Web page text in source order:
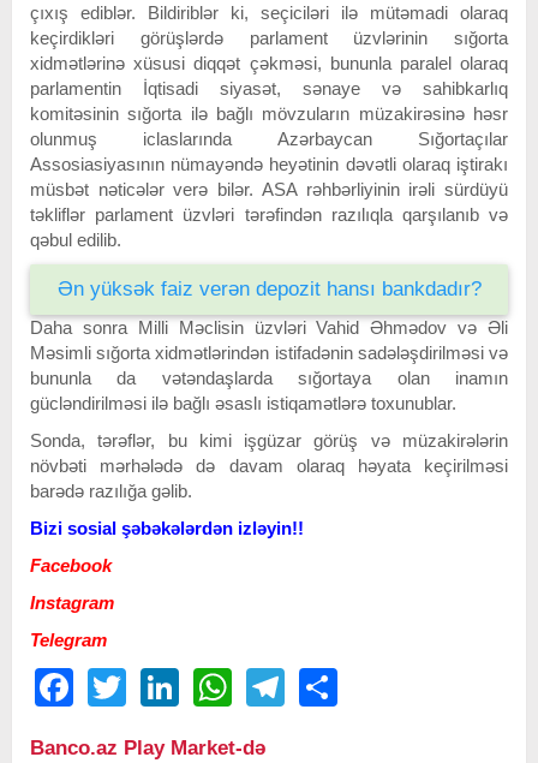
çıxış ediblər. Bildiriblər ki, seçiciləri ilə mütəmadi olaraq
keçirdikləri görüşlərdə parlament üzvlərinin sığorta
xidmətlərinə xüsusi diqqət çəkməsi, bununla paralel olaraq
parlamentin İqtisadi siyasət, sənaye və sahibkarlıq
komitəsinin sığorta ilə bağlı mövzuların müzakirəsinə həsr
olunmuş iclaslarında Azərbaycan Sığortaçılar
Assosiasiyasının nümayəndə heyətinin dəvətli olaraq iştirakı
müsbət nəticələr verə bilər. ASA rəhbərliyinin irəli sürdüyü
təkliflər parlament üzvləri tərəfindən razılıqla qarşılanıb və
qəbul edilib.
Ən yüksək faiz verən depozit hansı bankdadır?
Daha sonra Milli Məclisin üzvləri Vahid Əhmədov və Əli
Məsimli sığorta xidmətlərindən istifadənin sadələşdirilməsi və
bununla da vətəndaşlarda sığortaya olan inamın
gücləndirilməsi ilə bağlı əsaslı istiqamətlərə toxunublar.
Sonda, tərəflər, bu kimi işgüzar görüş və müzakirələrin
növbəti mərhələdə də davam olaraq həyata keçirilməsi
barədə razılığa gəlib.
Bizi sosial şəbəkələrdən izləyin!!
Facebook
Instagram
Telegram
FacebookTwitter LinkedIn WhatsAppTelegram
Banco.az Play Market-də